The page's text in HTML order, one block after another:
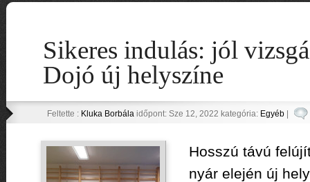
Sikeres indulás: jól
Dojó új helyszíne
Feltette : Kluka Borbálaidőpont: Sze 12, 2022 kategória: Egyéb|
Hosszú távú
nyár elején új